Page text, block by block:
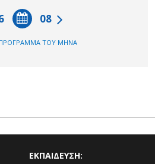
08
ΠΡΟΓΡΑΜΜΑ ΤΟΥ ΜΗΝΑ
ΕΚΠΑΙΔΕΥΣΗ: